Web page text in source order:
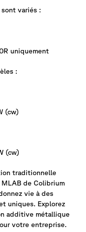
variés :
uniquement
:
(cw)
(cw)
traditionnelle
de Colibrium
vie à des
uniques. Explorez
additive métallique
votre entreprise.